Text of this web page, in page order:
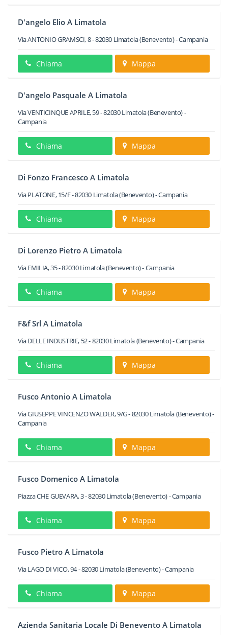
D'angelo Elio A Limatola
Via ANTONIO GRAMSCI, 8-82030 Limatola(Benevento) -Campania
Chiama Mappa
D'angelo Pasquale A Limatola
Via VENTICINQUE APRILE, 59-82030Limatola(Benevento) -
Campania
Chiama Mappa
Di Fonzo Francesco A Limatola
Via PLATONE, 15/F-82030 Limatola(Benevento) -Campania
Chiama Mappa
Di Lorenzo Pietro A Limatola
Via EMILIA, 35-82030 Limatola(Benevento) -Campania
Chiama Mappa
F&f Srl A Limatola
Via DELLE INDUSTRIE, 52-82030Limatola(Benevento) -Campania
Chiama Mappa
Fusco Antonio A Limatola
Via GIUSEPPE VINCENZO WALDER, 9/G-82030Limatola(Benevento) -
Campania
Chiama Mappa
Fusco Domenico A Limatola
Piazza CHE GUEVARA, 3-82030Limatola(Benevento) -Campania
Chiama Mappa
Fusco Pietro A Limatola
Via LAGO DI VICO, 94-82030Limatola(Benevento) -Campania
Chiama Mappa
Azienda Sanitaria Locale Di Benevento A Limatola